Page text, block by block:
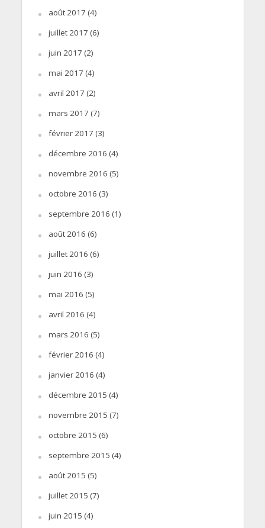
août 2017 (4)
juillet 2017 (6)
juin 2017 (2)
mai 2017 (4)
avril 2017 (2)
mars 2017 (7)
février 2017 (3)
décembre 2016 (4)
novembre 2016 (5)
octobre 2016 (3)
septembre 2016 (1)
août 2016 (6)
juillet 2016 (6)
juin 2016 (3)
mai 2016 (5)
avril 2016 (4)
mars 2016 (5)
février 2016 (4)
janvier 2016 (4)
décembre 2015 (4)
novembre 2015 (7)
octobre 2015 (6)
septembre 2015 (4)
août 2015 (5)
juillet 2015 (7)
juin 2015 (4)